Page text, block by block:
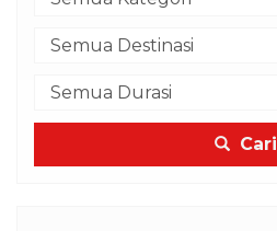
Cari